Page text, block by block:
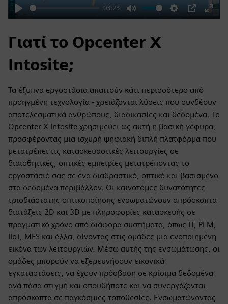
Play
03:23
Mute Settings
PIP
Enter
Γιατί το Opcenter X
Intosite;
Τα έξυπνα εργοστάσια απαιτούν κάτι περισσότερο από
προηγμένη τεχνολογία - χρειάζονται λύσεις που συνδέουν
αποτελεσματικά ανθρώπους, διαδικασίες και δεδομένα. Το
Opcenter X Intosite χρησιμεύει ως αυτή η βασική γέφυρα,
προσφέροντας μια ισχυρή ψηφιακή διπλή πλατφόρμα που
μετατρέπει τις κατασκευαστικές λειτουργίες σε
διαισθητικές, οπτικές εμπειρίες μετατρέποντας το
εργοστάσιό σας σε ένα διαδραστικό, οπτικό και βασισμένο
στα δεδομένα περιβάλλον. Οι καινοτόμες δυνατότητες
τρισδιάστατης οπτικοποίησης ενσωματώνουν απρόσκοπτα
διατάξεις 2D και 3D με πληροφορίες κατασκευής σε
πραγματικό χρόνο από διάφορα συστήματα, όπως IT, PLM,
IIoT, MES και άλλα, δίνοντας στις ομάδες μια ενοποιημένη
εικόνα των λειτουργιών. Μέσω αυτής της ενσωμάτωσης, οι
ομάδες μπορούν να εξερευνήσουν εικονικά
εγκαταστάσεις, να έχουν πρόσβαση σε κρίσιμα δεδομένα
ανά πάσα στιγμή και οπουδήποτε και να συνεργάζονται
απρόσκοπτα σε παγκόσμιες τοποθεσίες. Ενσωματώνοντας